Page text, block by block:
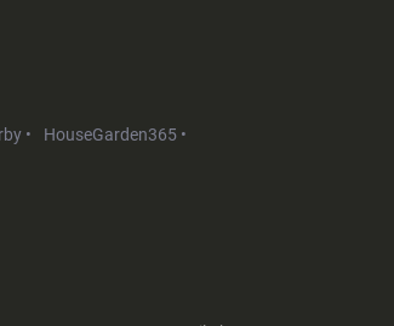
•
HouseGarden365 •